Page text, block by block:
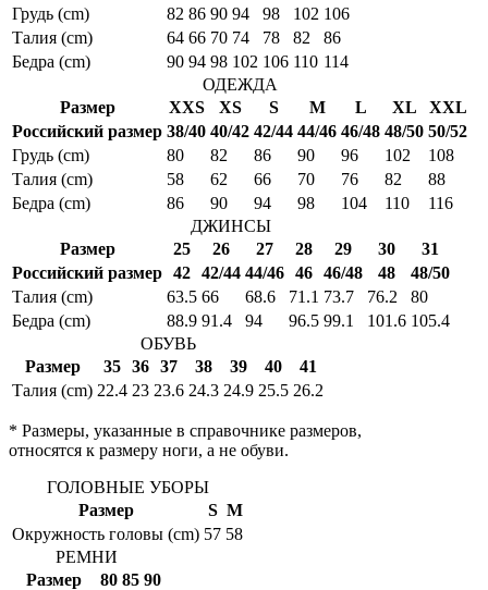
Грудь (cm)
82 86 90 94 98 102 106
Талия (cm)
64 66 70 74 78 82
86
Бедра (cm)
90 94 98 102 106 110 114
ОДЕЖДА
Размер
XXS XS S M L XL
XXL
Российский размер 38/40 40/42 42/44 44/46 46/48 48/50 50/52
Грудь (cm)
80 82 86 90 96 102
108
Талия (cm)
58 62 66 70 76 82
88
Бедра (cm)
86 90 94 98 104 110
116
ДЖИНСЫ
Размер
25 26 27 28 29 30
31
Российский размер 42 42/44 44/46 46 46/48 48
48/50
Талия (cm)
63.5 66 68.6 71.1 73.7 76.2
80
Бедра (cm)
88.9 91.4 94 96.5 99.1 101.6 105.4
ОБУВЬ
Размер
35 36 37 38 39 40
41
Талия (cm) 22.4 23 23.6 24.3 24.9 25.5 26.2
* Размеры, указанные в справочнике размеров,
относятся к размеру ноги, а не обуви.
ГОЛОВНЫЕ УБОРЫ
Размер
S M
Окружность головы (cm) 57 58
РЕМНИ
Размер
80 85 90